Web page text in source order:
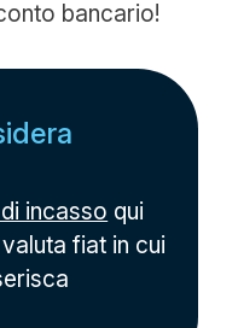
bancario!
incasso qui
fiat in cui